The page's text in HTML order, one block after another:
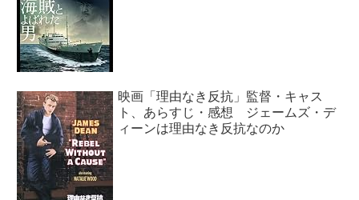
映画「理由なき反抗」監督・キャス
ト、あらすじ・感想 ジェームズ・デ
ィーンは理由なき反抗なのか